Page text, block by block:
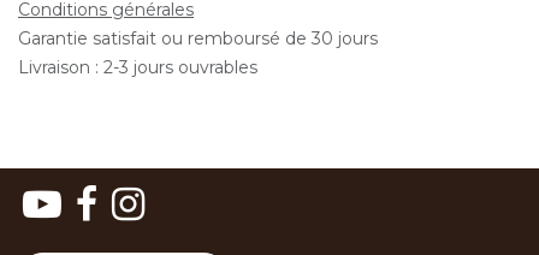
Conditions générales
Garantie satisfait ou remboursé de 30 jours
Livraison : 2-3 jours ouvrables